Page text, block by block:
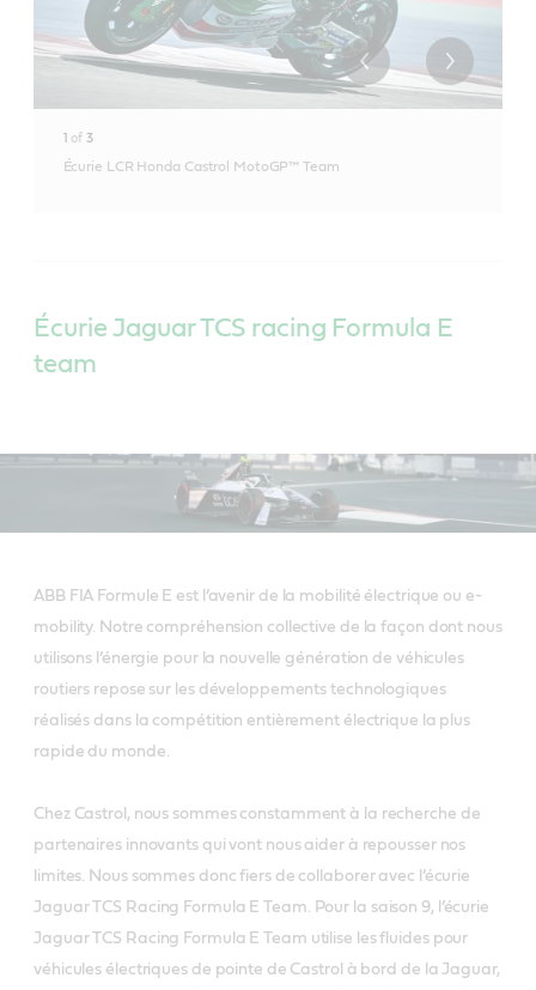
of 3
Écurie LCR Honda Castrol MotoGP™ Team
Écurie Jaguar TCS racing Formula E
team
ABB FIA Formule E est l’avenir de la mobilité électrique ou e-
mobility. Notre compréhension collective de la façon dont nous
utilisons l’énergie pour la nouvelle génération de véhicules
routiers repose sur les développements technologiques
réalisés dans la compétition entièrement électrique la plus
rapide du monde.
Chez Castrol, nous sommes constamment à la recherche de
partenaires innovants qui vont nous aider à repousser nos
limites. Nous sommes donc fiers de collaborer avec l’écurie
Jaguar TCS Racing Formula E Team. Pour la saison 9, l’écurie
Jaguar TCS Racing Formula E Team utilise les fluides pour
véhicules électriques de pointe de Castrol à bord de la Jaguar,